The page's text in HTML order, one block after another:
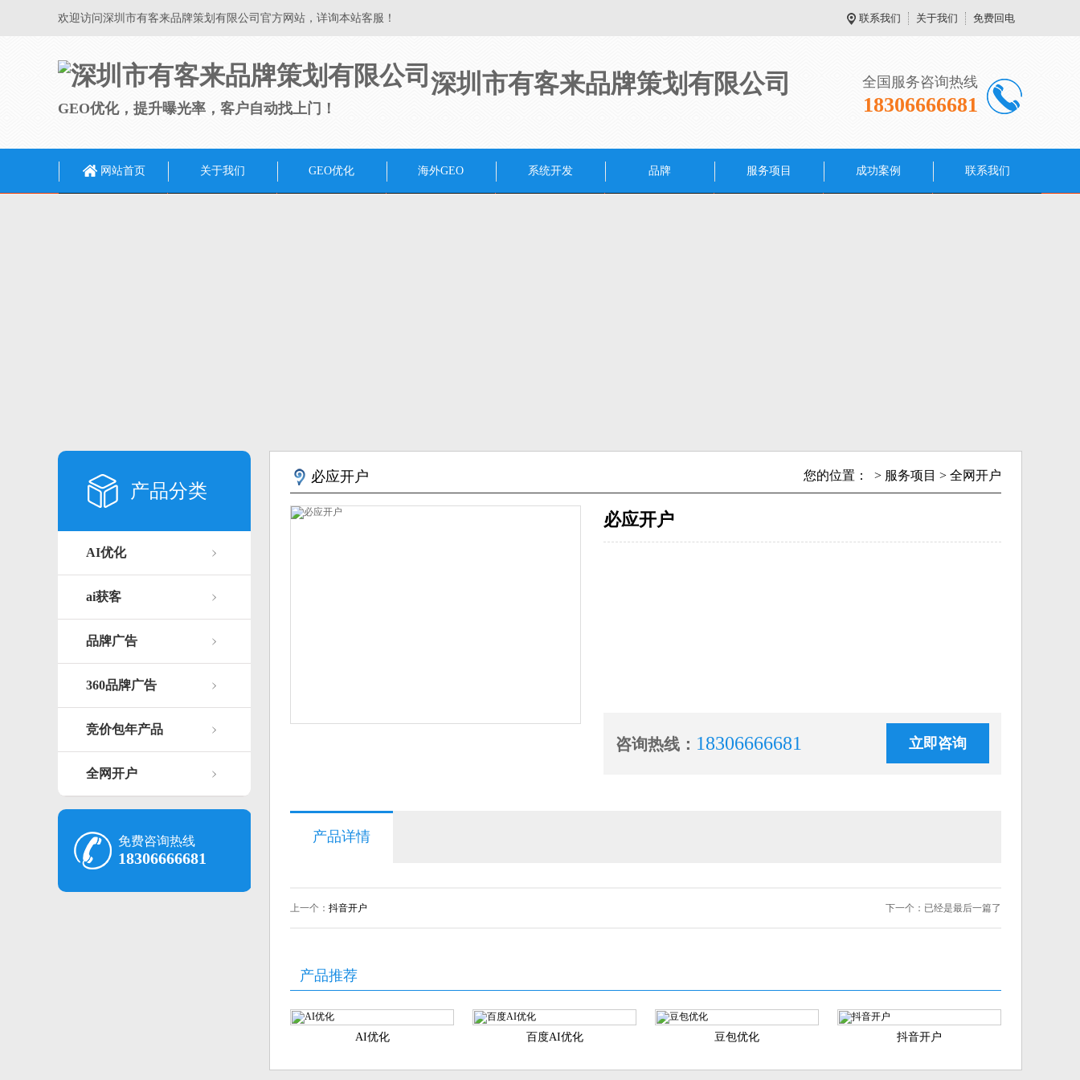
欢迎访问深圳市有客来品牌策划有限公司官方网站，详询本站客服！ 联系我们 关于我们 免费回电
深圳市有客来品牌策划有限公司
GEO优化，提升曝光率，客户自动找上门！
全国服务咨询热线
18306666681
网站首页 关于我们 GEO优化 海外GEO 系统开发 品牌 服务项目 成功案例 联系我们
产品分类
AI优化
ai获客
品牌广告
360品牌广告
竞价包年产品
全网开户
免费咨询热线
18306666681
必应开户 您的位置： > 服务项目 > 全网开户
必应开户
咨询热线： 18306666681 立即咨询
产品详情
上一个： 抖音开户 下一个： 已经是最后一篇了
产品推荐
AI优化 百度AI优化 豆包优化 抖音开户